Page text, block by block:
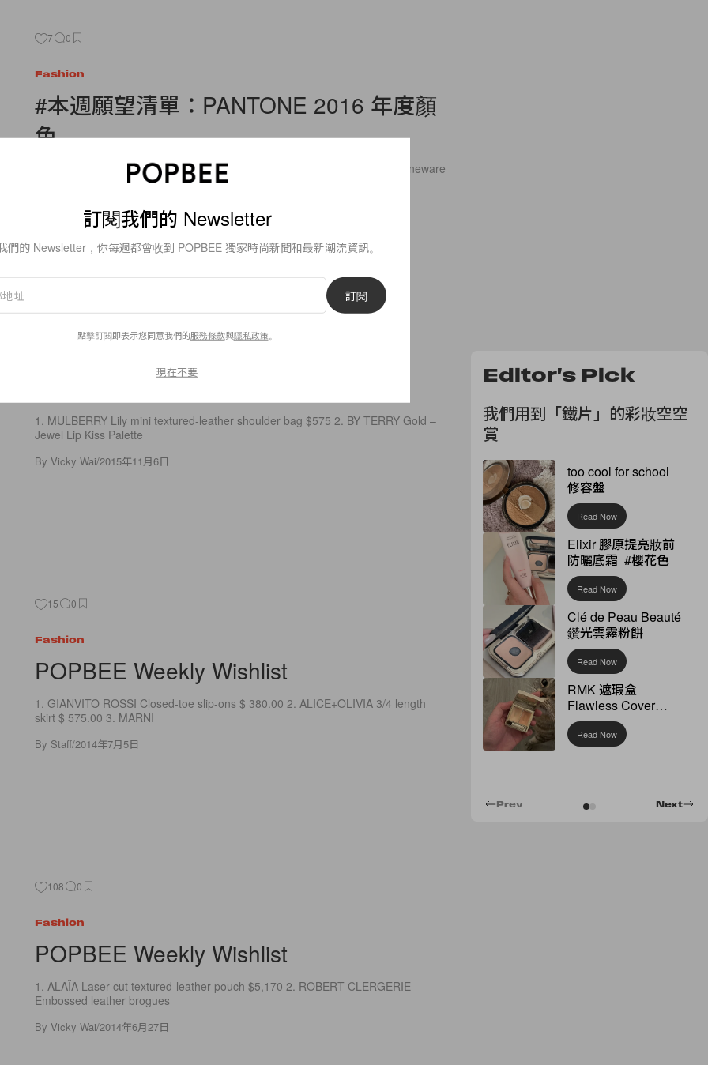
7 0
Fashion
#本週願望清單：PANTONE 2016 年度顏
色
1. ADIDAS x RAF SIMONS Stan Smith Sneakers $350 2. LE CREUSET Stoneware
petite casserole dish
Vicky Wai/2015年12月11日
#本週願望清單：斗篷
1. MULBERRY Lily mini textured-leather shoulder bag $575 2. BY TERRY Gold –
Jewel Lip Kiss Palette
By Vicky Wai/2015年11月6日
15 0
Fashion
POPBEE Weekly Wishlist
1. GIANVITO ROSSI Closed-toe slip-ons $ 380.00 2. ALICE+OLIVIA 3/4 length
skirt $ 575.00 3. MARNI
By Staff/2014年7月5日
108 0
Fashion
POPBEE Weekly Wishlist
1. ALAÏA Laser-cut textured-leather pouch $5,170 2. ROBERT CLERGERIE
Embossed leather brogues
By Vicky Wai/2014年6月27日
Editor's Pick
我們用到「鐵片」的彩妝空空
賞
too cool for school
修容盤
Read Now
Elixir 膠原提亮妝前
防曬底霜 #櫻花色
Read Now
Clé de Peau Beauté
鑽光雲霧粉餅
Read Now
RMK 遮瑕盒
Flawless Cover
Concealer
Read Now
Next
Prev
訂閱我們的 Newsletter
們的 Newsletter，你每週都會收到 POPBEE 獨家時尚新聞和最新潮流資訊。
訂閱
點擊訂閱即表示您同意我們的服務條款與隱私政策
現在不要